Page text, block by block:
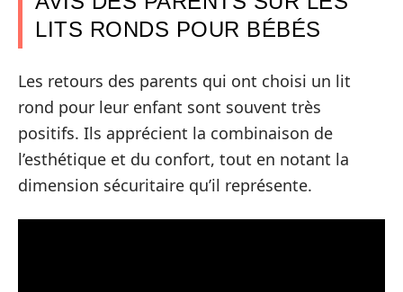
LITS RONDS POUR BÉBÉS
Les retours des parents qui ont choisi un lit
rond pour leur enfant sont souvent très
positifs. Ils apprécient la combinaison de
l’esthétique et du confort, tout en notant la
dimension sécuritaire qu’il représente.